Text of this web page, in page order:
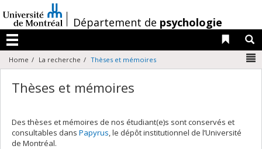
au
contenu
/Département de psychologie
Menu
Liens
Home La recherche Thèses et mémoires
Thèses et mémoires
Des thèses et mémoires de nos étudiant(e)s sont conservés et
consultables dans Papyrus, le dépôt institutionnel de l’Université
de Montréal.